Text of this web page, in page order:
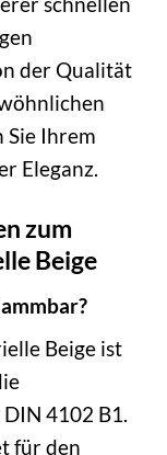
der Qualität
Sie Ihrem
Eleganz.
zum
Beige
Beige ist
4102 B1.
für den